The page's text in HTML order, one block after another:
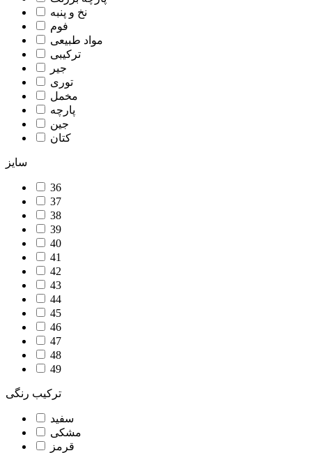
نخ و پنبه
فوم
مواد طبیعی
ترکیبی
جیر
توری
مخمل
پارچه
جین
کتان
سایز
36
37
38
39
40
41
42
43
44
45
46
47
48
49
ترکیب رنگی
سفید
مشکی
قرمز